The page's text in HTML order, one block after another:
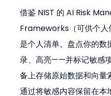
借鉴 NIST 的 AI Risk
Frameworks（可供个人
是个人清单。盘点你的
录、高亮——并标记敏感
备上存储原始数据和向量
通过将敏感内容保留在本